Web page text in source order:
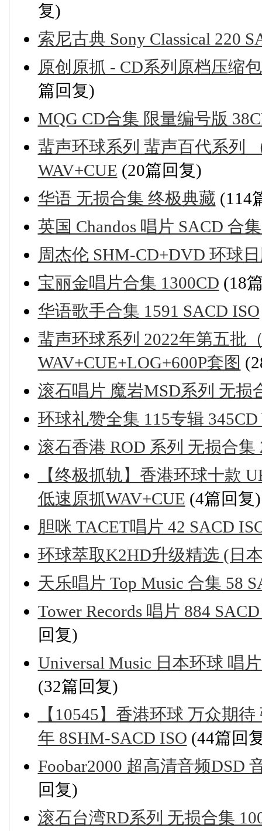
复)
索尼古典 Sony Classical 220
原创原抓 - CD系列原档压缩
篇回复)
MQG CD合集 限量编号版
蜚声环球系列 蜚声百代系列
WAV+CUE (20篇回复)
华语 无损合集 终极典藏 (114
英国 Chandos 唱片 SACD 合
周杰伦 SHM-CD+DVD 环球
宝丽金唱片合集 1300CD (18
华语歌手合集 1591 SACD ISO
蜚声环球系列 2022年第五批
WAV+CUE+LOG+600P套图
滚石唱片 魔岩MSD系列 无损
环球礼赞全集 115专辑 345CD
滚石香港 ROD 系列 无损合集
【终极抓轨】香港环球十款
低速原抓WAV+CUE (4篇回复)
胆咪 TACET唱片 42 SACD
环球萃取K2HD升级精选 (日
天乐唱片 Top Music 合集 58
Tower Records 唱片 884
回复)
Universal Music 日本环球 唱
(32篇回复)
【10545】香港环球 万众期
年 8SHM-SACD ISO (44篇回
Foobar2000 超高清音频DSD
回复)
滚石台湾RD系列 无损合集